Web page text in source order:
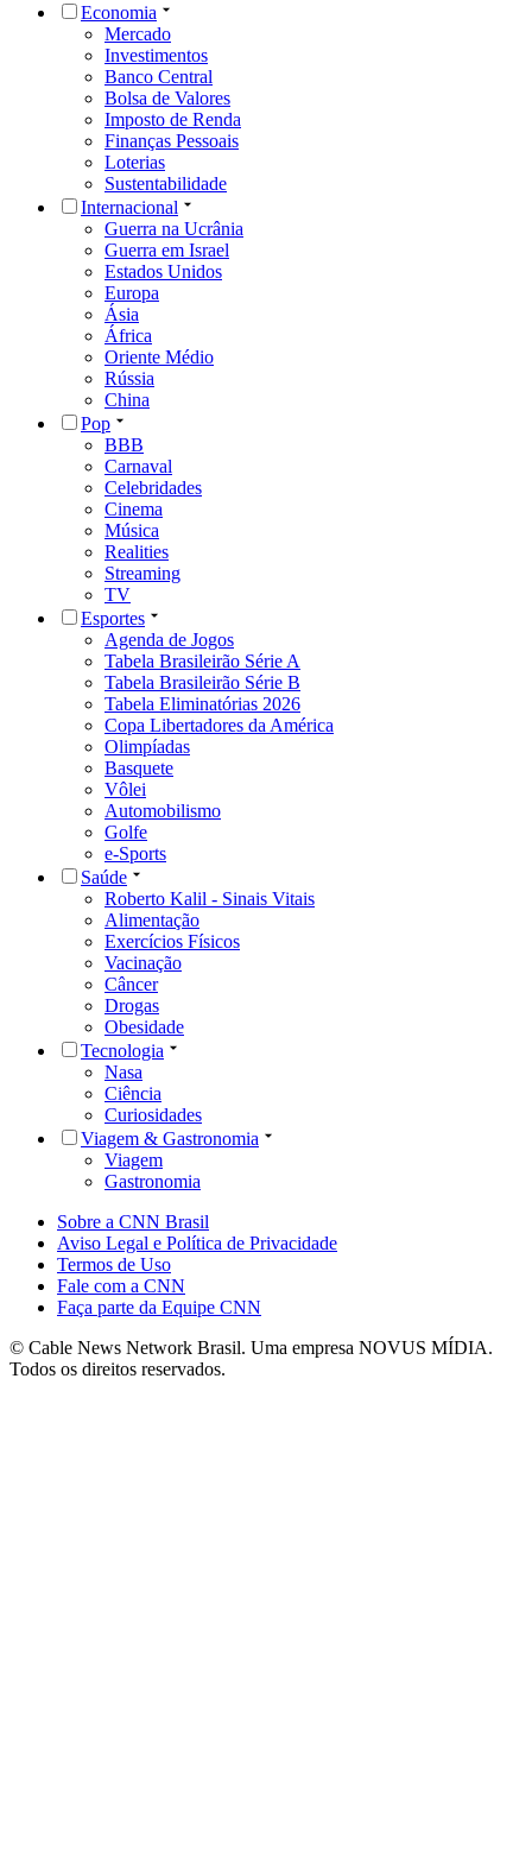
Economia
Mercado
Investimentos
Banco Central
Bolsa de Valores
Imposto de Renda
Finanças Pessoais
Loterias
Sustentabilidade
Internacional
Guerra na Ucrânia
Guerra em Israel
Estados Unidos
Europa
Ásia
África
Oriente Médio
Rússia
China
Pop
BBB
Carnaval
Celebridades
Cinema
Música
Realities
Streaming
TV
Esportes
Agenda de Jogos
Tabela Brasileirão Série A
Tabela Brasileirão Série B
Tabela Eliminatórias 2026
Copa Libertadores da América
Olimpíadas
Basquete
Vôlei
Automobilismo
Golfe
e-Sports
Saúde
Roberto Kalil - Sinais Vitais
Alimentação
Exercícios Físicos
Vacinação
Câncer
Drogas
Obesidade
Tecnologia
Nasa
Ciência
Curiosidades
Viagem & Gastronomia
Viagem
Gastronomia
Sobre a CNN Brasil
Aviso Legal e Política de Privacidade
Termos de Uso
Fale com a CNN
Faça parte da Equipe CNN
© Cable News Network Brasil. Uma empresa NOVUS MÍDIA.
Todos os direitos reservados.